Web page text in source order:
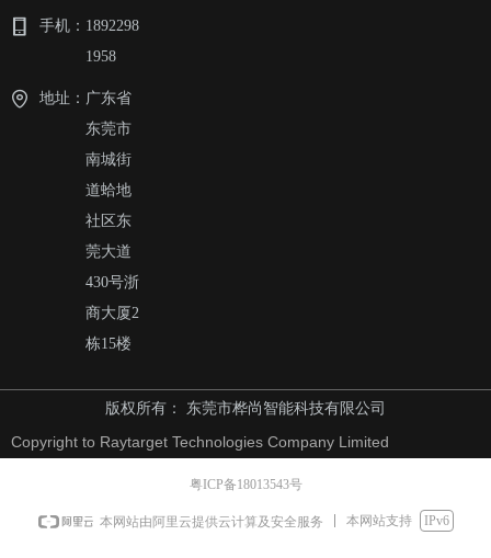
手机： 1892298
1958
地址： 广东省
东莞市
南城街
道蛤地
社区东
莞大道
430号浙
商大厦2
栋15楼
版权所有： 东莞市桦尚智能科技有限公司
Copyright to Raytarget Technologies Company Limited
粤ICP备18013543号
本网站由阿里云提供云计算及安全服务 本网站支持 IPv6